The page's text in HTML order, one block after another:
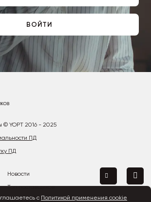
ВОЙТИ
YOPT 2016 - 2025
ПД
ПД
Новости
Топ поставщиков
Страны и города
с Политикой применения cookie